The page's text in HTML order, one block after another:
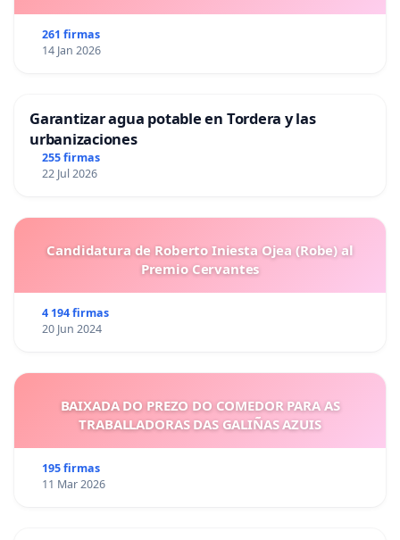
261 firmas
14 Jan 2026
Garantizar agua potable en Tordera y las
urbanizaciones
255 firmas
22 Jul 2026
Candidatura de Roberto Iniesta Ojea (Robe) al
Premio Cervantes
4 194 firmas
20 Jun 2024
BAIXADA DO PREZO DO COMEDOR PARA AS
TRABALLADORAS DAS GALIÑAS AZUIS
195 firmas
11 Mar 2026